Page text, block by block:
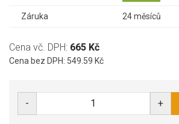
Záruka 24 měsíců
Cena vč. DPH: 665 Kč
Cena bez DPH: 549.59 Kč
- +